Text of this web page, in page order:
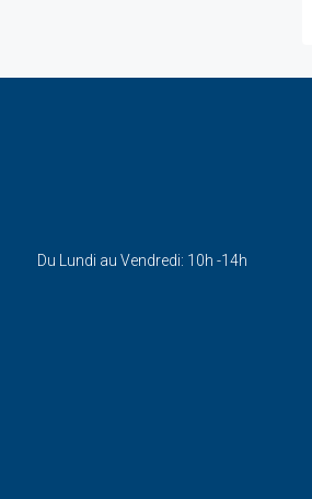
Du Lundi au Vendredi: 10h -14h